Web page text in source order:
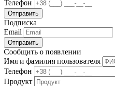
Телефон
Отправить
Подписка
Email
Отправить
Сообщить о появлении
Имя и фамилия пользователя
Телефон
Продукт